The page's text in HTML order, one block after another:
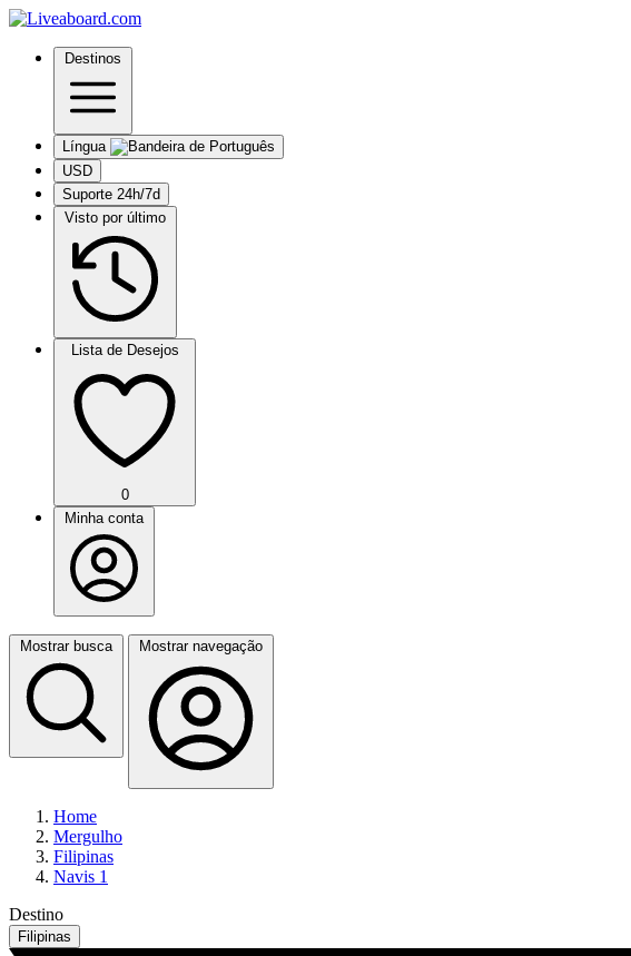
Destinos
Língua
USD
Suporte 24h/7d
Visto por último
Lista de Desejos
0
Minha conta
Mostrar busca Mostrar navegação
Home
Mergulho
Filipinas
Navis 1
Destino
Filipinas